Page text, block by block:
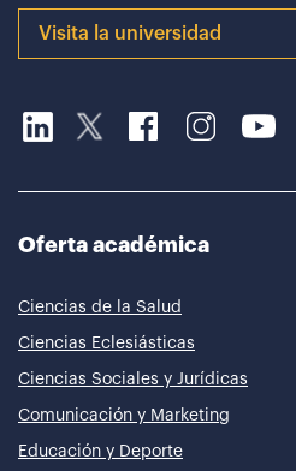
Visita la universidad
Oferta académica
Ciencias de la Salud
Ciencias Eclesiásticas
Ciencias Sociales y Jurídicas
Comunicación y Marketing
Educación y Deporte